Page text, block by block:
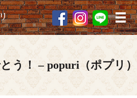
メ
！ – popuri（ポプリ）